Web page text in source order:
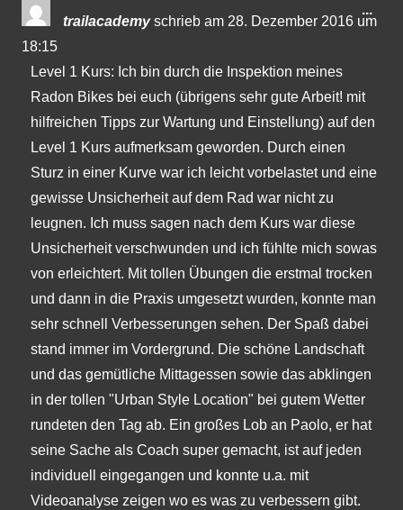
trailacademy schrieb am 28. Dezember 2016 um
18:15
Level 1 Kurs: Ich bin durch die Inspektion meines
Radon Bikes bei euch (übrigens sehr gute Arbeit! mit
hilfreichen Tipps zur Wartung und Einstellung) auf den
Level 1 Kurs aufmerksam geworden. Durch einen
Sturz in einer Kurve war ich leicht vorbelastet und eine
gewisse Unsicherheit auf dem Rad war nicht zu
leugnen. Ich muss sagen nach dem Kurs war diese
Unsicherheit verschwunden und ich fühlte mich sowas
von erleichtert. Mit tollen Übungen die erstmal trocken
und dann in die Praxis umgesetzt wurden, konnte man
sehr schnell Verbesserungen sehen. Der Spaß dabei
stand immer im Vordergrund. Die schöne Landschaft
und das gemütliche Mittagessen sowie das abklingen
in der tollen "Urban Style Location" bei gutem Wetter
rundeten den Tag ab. Ein großes Lob an Paolo, er hat
seine Sache als Coach super gemacht, ist auf jeden
individuell eingegangen und konnte u.a. mit
Videoanalyse zeigen wo es was zu verbessern gibt.
...